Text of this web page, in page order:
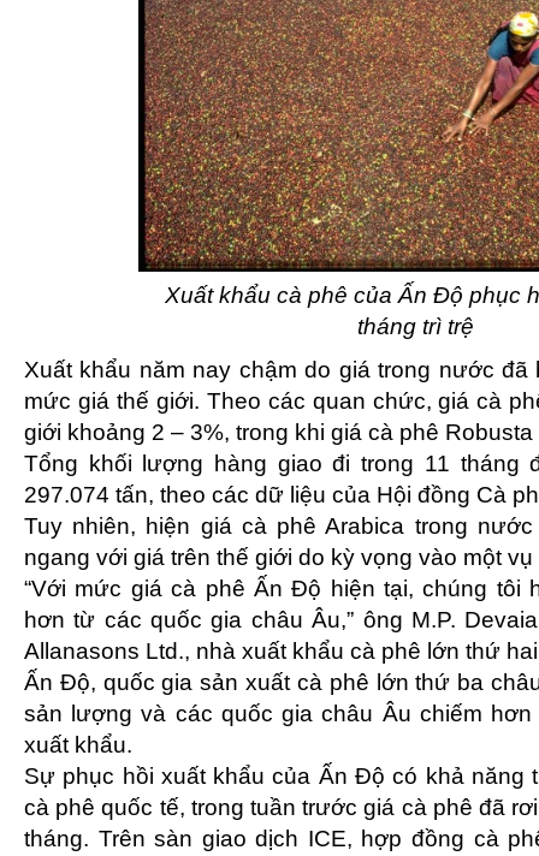
Xuất khẩu cà phê của Ấn Độ phục
tháng trì trệ
Xuất khẩu năm nay chậm do giá trong nước
mức giá thế giới. Theo các quan chức, giá cà
giới khoảng 2 – 3%, trong khi giá cà phê
Tổng khối lượng hàng giao đi trong 11 tháng
297.074 tấn, theo các dữ liệu của Hội đồng Cà
Tuy nhiên, hiện giá cà phê Arabica trong
ngang với giá trên thế giới do kỳ vọng vào một
“Với mức giá cà phê Ấn Độ hiện tại, chúng tôi
hơn từ các quốc gia châu Âu,” ông M.P.
Allanasons Ltd., nhà xuất khẩu cà phê lớn thứ
Ấn Độ, quốc gia sản xuất cà phê lớn thứ ba
sản lượng và các quốc gia châu Âu chiếm
xuất khẩu.
Sự phục hồi xuất khẩu của Ấn Độ có khả năng
cà phê quốc tế, trong tuần trước giá cà phê đã
tháng. Trên sàn giao dịch ICE, hợp đồng cà